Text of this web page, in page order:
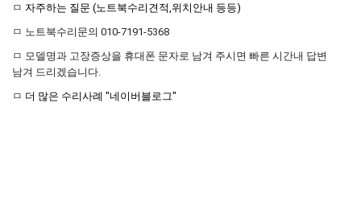
ㅁ 자주하는 질문 (노트북수리견적,위치안내 등등)
ㅁ 노트북수리문의 010-7191-5368
ㅁ 모델명과 고장증상을 휴대폰 문자로 남겨 주시면 빠른 시간내 답변
남겨 드리겠습니다.
ㅁ 더 많은 수리사례 "네이버블로그"